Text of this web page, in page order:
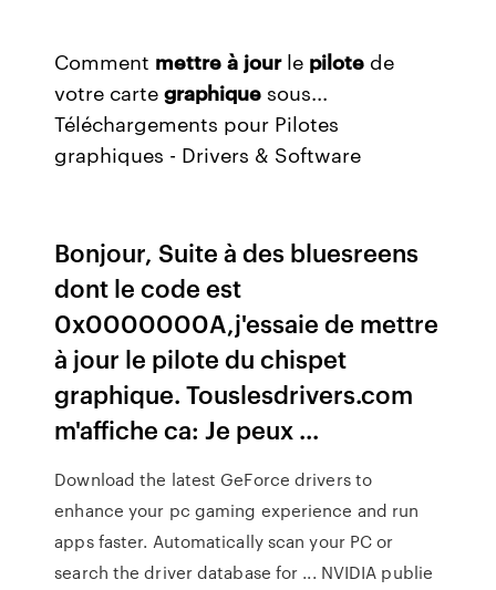
Comment mettre à jourle pilote de
votre cartegraphique sous...
Téléchargements pour Pilotes
graphiques - Drivers & Software
Bonjour, Suite à des bluesreens
dont le code est
0x0000000A,j'essaie de mettre
à jour le pilote du chispet
graphique. Touslesdrivers.com
m'affiche ca: Je peux ...
Download the latest GeForce drivers to
enhance your pc gaming experience and run
apps faster. Automatically scan your PC or
search the driver database for ... NVIDIA publie